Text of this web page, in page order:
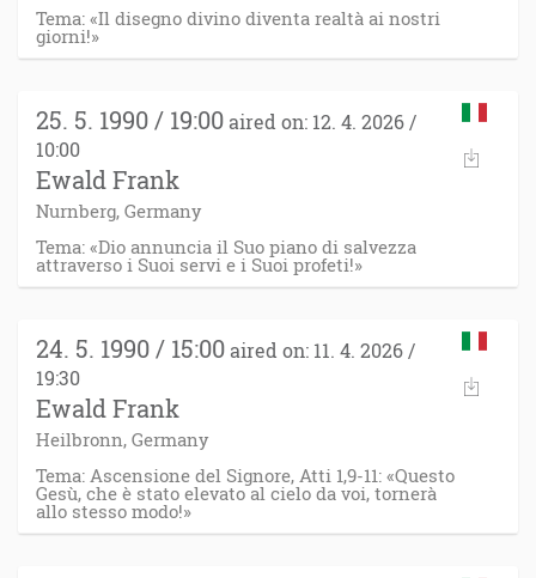
Tema: «Il disegno divino diventa realtà ai nostri
giorni!»
25. 5. 1990 / 19:00 aired on: 12. 4. 2026 /
10:00
Ewald Frank
Nurnberg, Germany
Tema: «Dio annuncia il Suo piano di salvezza
attraverso i Suoi servi e i Suoi profeti!»
24. 5. 1990 / 15:00 aired on: 11. 4. 2026 /
19:30
Ewald Frank
Heilbronn, Germany
Tema: Ascensione del Signore, Atti 1,9-11: «Questo
Gesù, che è stato elevato al cielo da voi, tornerà
allo stesso modo!»